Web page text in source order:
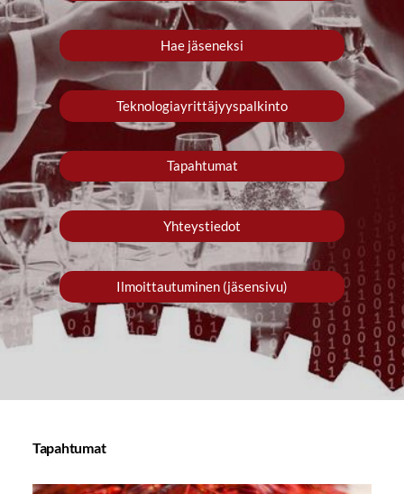
Hae jäseneksi
Teknologiayrittäjyyspalkinto
Tapahtumat
Yhteystiedot
Ilmoittautuminen (jäsensivu)
Tapahtumat